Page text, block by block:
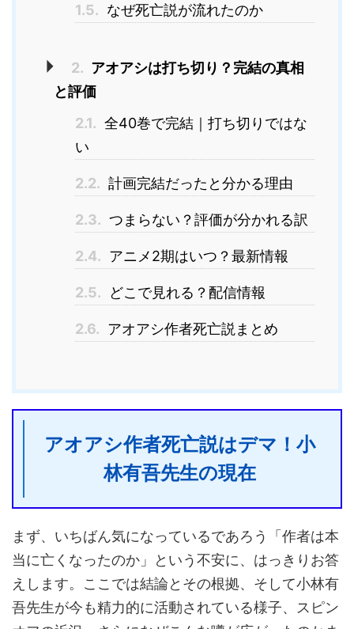
1.5. なぜ死亡説が流れたのか
2. アオアシは打ち切り？完結の真相
と評価
2.1. 全40巻で完結｜打ち切りではな
い
2.2. 計画完結だったと分かる理由
2.3. つまらない？評価が分かれる訳
2.4. アニメ2期はいつ？最新情報
2.5. どこで見れる？配信情報
2.6. アオアシ作者死亡説まとめ
アオアシ作者死亡説はデマ！小
林有吾先生の現在
まず、いちばん気になっているであろう「作者は本
当に亡くなったのか」という不安に、はっきりお答
えします。ここでは結論とその根拠、そして小林有
吾先生が今も精力的に活動されている様子、スピン